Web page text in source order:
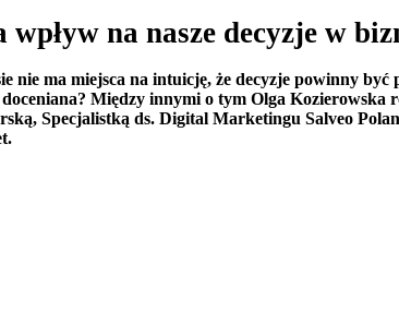
na nasze decyzje w
nie ma miejsca na intuicję, że decyzje powinny
Między innymi o tym Olga
Specjalistką ds. Digital Marketingu Salveo